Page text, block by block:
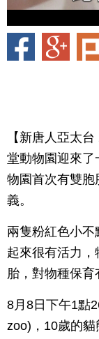
【新唐人亞太
堂動物園迎來了
物園首次有雙
義。
兩隻粉紅色小
起來很有活力
胎，對物種保育
8月8日下午1點
zoo)，10歲的